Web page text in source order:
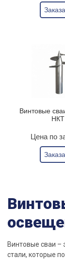
Винтовые
НКТ
Цена по
Винтовые сваи –
стали, которые